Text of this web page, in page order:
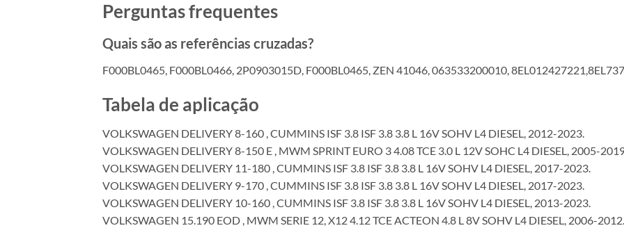
Perguntas frequentes
Quais são as referências cruzadas?
F000BL0465, F000BL0466, 2P0903015D, F000BL0465, ZEN 41046, 063533200010,
Tabela de aplicação
VOLKSWAGEN DELIVERY 8-160 , CUMMINS ISF 3.8 ISF 3.8 3.8 L 16V SOHV L4 DIESEL, 2012-2023.
VOLKSWAGEN DELIVERY 8-150 E , MWM SPRINT EURO 3 4.08 TCE 3.0 L 12V SOHC L4 DIESEL, 2005-
VOLKSWAGEN DELIVERY 11-180 , CUMMINS ISF 3.8 ISF 3.8 3.8 L 16V SOHV L4 DIESEL, 2017-2023.
VOLKSWAGEN DELIVERY 9-170 , CUMMINS ISF 3.8 ISF 3.8 3.8 L 16V SOHV L4 DIESEL, 2017-2023.
VOLKSWAGEN DELIVERY 10-160 , CUMMINS ISF 3.8 ISF 3.8 3.8 L 16V SOHV L4 DIESEL, 2013-2023.
VOLKSWAGEN 15.190 EOD , MWM SERIE 12, X12 4.12 TCE ACTEON 4.8 L 8V SOHV L4 DIESEL, 2006-2012.